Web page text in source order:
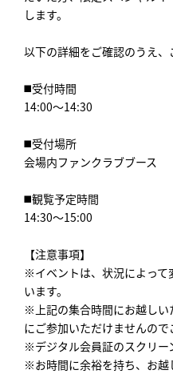
します。
以下の詳細をご確認のうえ、
◼️受付時間
14:00～14:30
◼️受付場所
会場内ファンクラブブース
◼️観覧予定時間
14:30～15:00
【注意事項】
※イベントは、状況によって
います。
※上記の集合時間にお越しい
にご参加いただけませんので
※デジタル会員証のスクリー
※お時間に余裕を持ち、お越